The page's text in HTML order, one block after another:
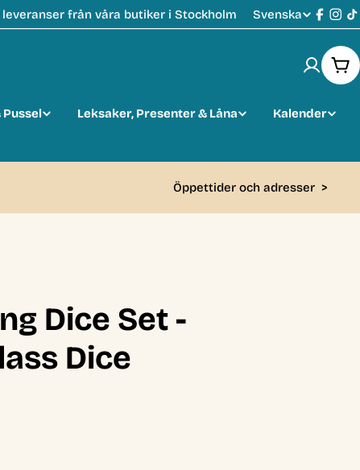
leveranser från våra butiker i Stockholm
S
k
Svenska
Pussel Leksaker, Presenter & Låna
Kalender
Öppettider och adresser >
Dice Set -
Dice